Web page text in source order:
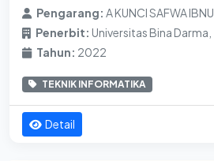
Pengarang: A KUNCI SAFWA IBNU
Penerbit: Universitas Bina Darma,
Tahun: 2022
TEKNIK INFORMATIKA
Detail